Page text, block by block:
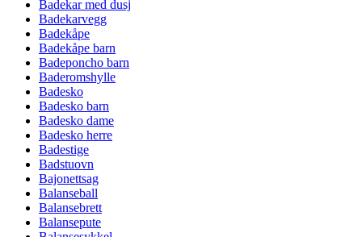
Badekar med dusj
Badekarvegg
Badekåpe
Badekåpe barn
Badeponcho barn
Baderomshylle
Badesko
Badesko barn
Badesko dame
Badesko herre
Badestige
Badstuovn
Bajonettsag
Balanseball
Balansebrett
Balansepute